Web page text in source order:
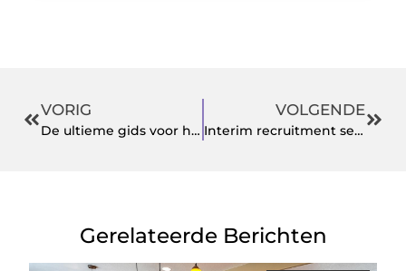
VORIG
De ultieme gids voor het kiezen van de juiste rijschool
VOLGENDE
Interim recruitment services brengen balans in jouw organisatie
Gerelateerde Berichten